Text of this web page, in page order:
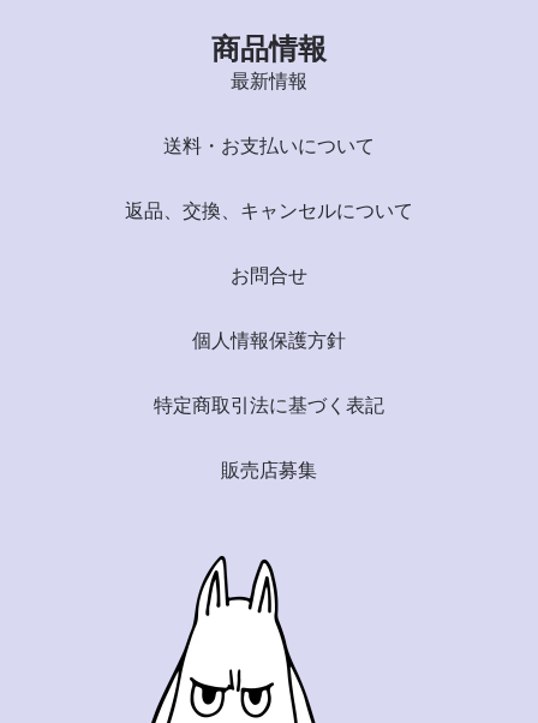
商品情報
最新情報
送料・お支払いについて
返品、交換、キャンセルについて
お問合せ
個人情報保護方針
特定商取引法に基づく表記
販売店募集